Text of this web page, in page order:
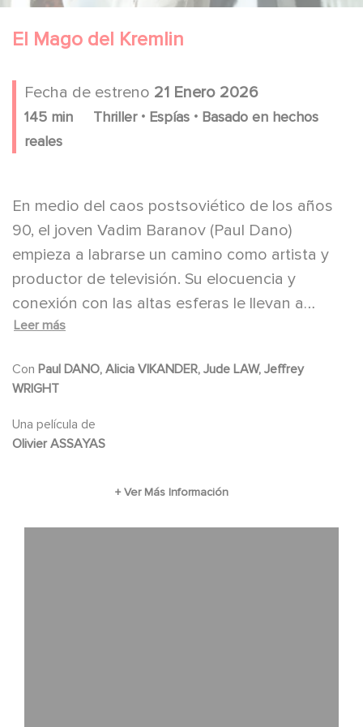
El Mago del Kremlin
Fecha de estreno 21 Enero 2026
145 min Thriller . Espías . Basado en hechos
reales
En medio del caos postsoviético de los años
90, el joven Vadim Baranov (Paul Dano)
empieza a labrarse un camino como artista y
productor de televisión. Su elocuencia y
conexión con las altas esferas le llevan a
convertirse, de la noche a la mañana, en el
porvenir: Vladimir Putin (Jude Law). Desde las
nueva Rusia, difuminando los límites entre la
verdad y la mentira.
Leer más
Con
WRIGHT
Una película de
Olivier ASSAYAS